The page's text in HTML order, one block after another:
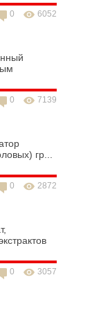
6052
0
7139
0
гр...
2872
0
3057
0